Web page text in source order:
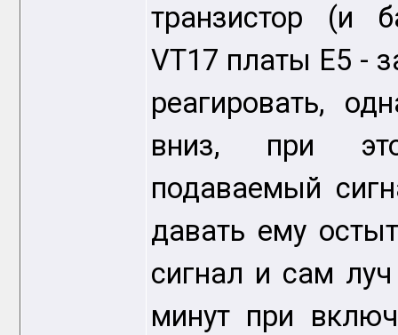
транзистор (и
VT17 платы E5 -
реагировать,
вниз, при
подаваемый
давать ему
сигнал и сам
минут при